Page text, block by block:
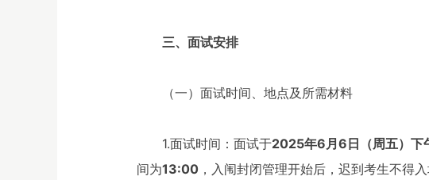
三、面试安排
（一）面试时间、地点及所需材料
1.面试时间：面试于2025年6月6日（周五）下
间为13:00 ，入闱封闭管理开始后，迟到考生不得入